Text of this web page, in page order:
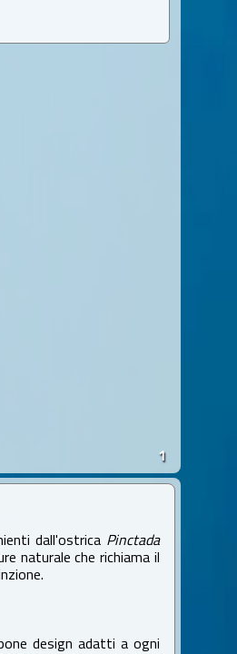
1
dall'ostrica Pinctada
naturale che richiama il
design adatti a ogni